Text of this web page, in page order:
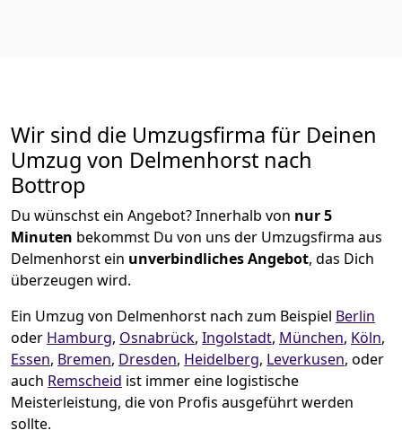
Wir sind die Umzugsfirma für Deinen
Umzug von Delmenhorst nach
Bottrop
Du wünschst ein Angebot? Innerhalb von nur 5
Minuten bekommst Du von uns der Umzugsfirma aus
Delmenhorst ein unverbindliches Angebot, das Dich
überzeugen wird.
Ein Umzug von Delmenhorst nach zum Beispiel Berlin
oder Hamburg, Osnabrück, Ingolstadt, München, Köln,
Essen, Bremen, Dresden, Heidelberg, Leverkusen, oder
auch Remscheid ist immer eine logistische
Meisterleistung, die von Profis ausgeführt werden
sollte.